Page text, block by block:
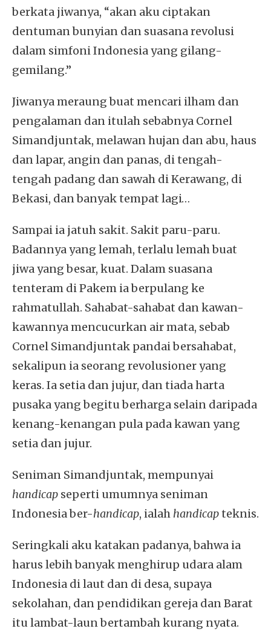
berkata jiwanya, “akan aku ciptakan
dentuman bunyian dan suasana revolusi
dalam simfoni Indonesia yang gilang-
gemilang.”
Jiwanya meraung buat mencari ilham dan
pengalaman dan itulah sebabnya Cornel
Simandjuntak, melawan hujan dan abu, haus
dan lapar, angin dan panas, di tengah-
tengah padang dan sawah di Kerawang, di
Bekasi, dan banyak tempat lagi…
Sampai ia jatuh sakit. Sakit paru-paru.
Badannya yang lemah, terlalu lemah buat
jiwa yang besar, kuat. Dalam suasana
tenteram di Pakem ia berpulang ke
rahmatullah. Sahabat-sahabat dan kawan-
kawannya mencucurkan air mata, sebab
Cornel Simandjuntak pandai bersahabat,
sekalipun ia seorang revolusioner yang
keras. Ia setia dan jujur, dan tiada harta
pusaka yang begitu berharga selain daripada
kenang-kenangan pula pada kawan yang
setia dan jujur.
Seniman Simandjuntak, mempunyai
handicap seperti umumnya seniman
Indonesia ber-handicap, ialah handicapteknis.
Seringkali aku katakan padanya, bahwa ia
harus lebih banyak menghirup udara alam
Indonesia di laut dan di desa, supaya
sekolahan, dan pendidikan gereja dan Barat
itu lambat-laun bertambah kurang nyata.